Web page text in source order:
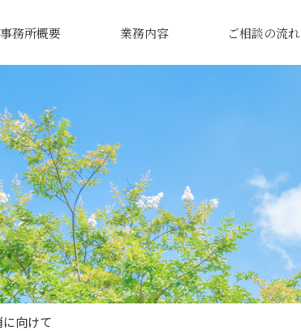
事務所概要 業務内容 ご相談の流れ
に向けて